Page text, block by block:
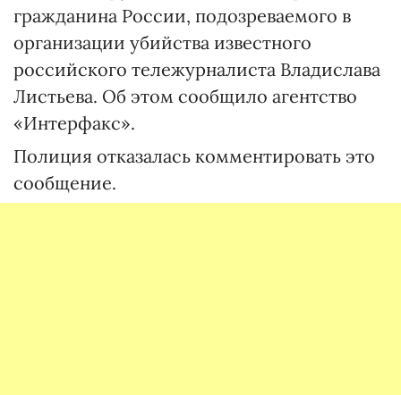
гражданина России, подозреваемого в
организации убийства известного
российского тележурналиста Владислава
Листьева. Об этом сообщило агентство
«Интерфакс».
Полиция отказалась комментировать это
сообщение.